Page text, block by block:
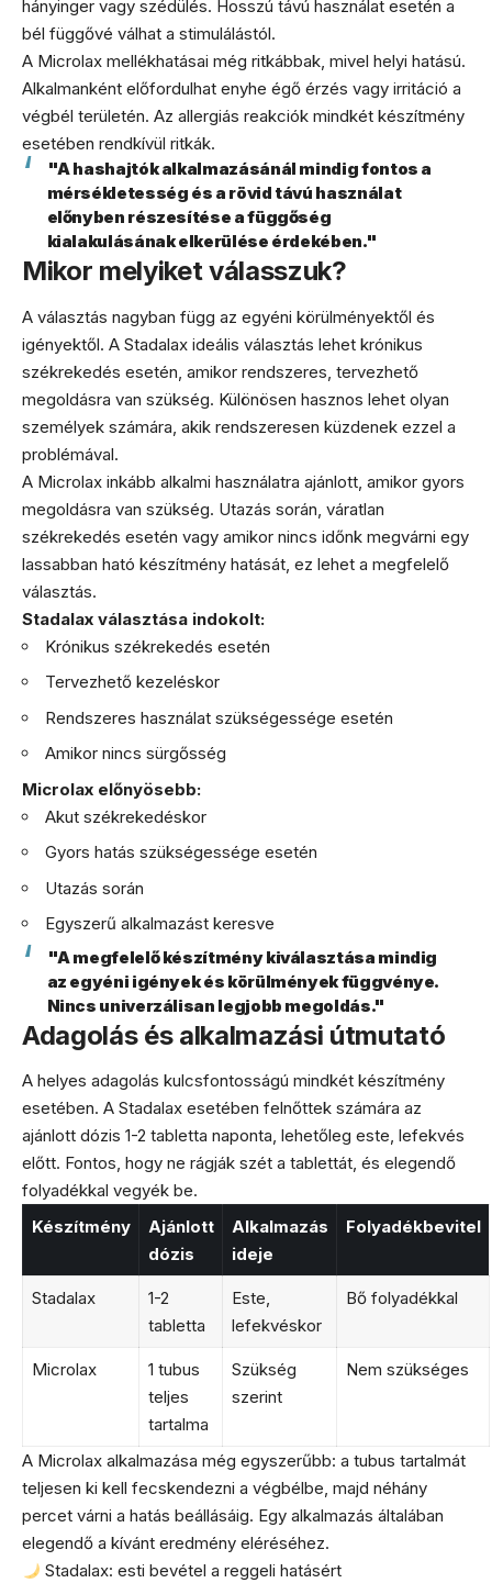
hányinger vagy szédülés. Hosszú távú használat esetén a
bél függővé válhat a stimulálástól.
A Microlax mellékhatásai még ritkábbak, mivel helyi hatású.
Alkalmanként előfordulhat enyhe égő érzés vagy irritáció a
végbél területén. Az allergiás reakciók mindkét készítmény
esetében rendkívül ritkák.
"A hashajtók alkalmazásánál mindig fontos a
mérsékletesség és a rövid távú használat
előnyben részesítése a függőség
kialakulásának elkerülése érdekében."
Mikor melyiket válasszuk?
A választás nagyban függ az egyéni körülményektől és
igényektől. A Stadalax ideális választás lehet krónikus
székrekedés esetén, amikor rendszeres, tervezhető
megoldásra van szükség. Különösen hasznos lehet olyan
személyek számára, akik rendszeresen küzdenek ezzel a
problémával.
A Microlax inkább alkalmi használatra ajánlott, amikor gyors
megoldásra van szükség. Utazás során, váratlan
székrekedés esetén vagy amikor nincs időnk megvárni egy
lassabban ható készítmény hatását, ez lehet a megfelelő
választás.
Stadalax választása indokolt:
Krónikus székrekedés esetén
Tervezhető kezeléskor
Rendszeres használat szükségessége esetén
Amikor nincs sürgősség
Microlax előnyösebb:
Akut székrekedéskor
Gyors hatás szükségessége esetén
Utazás során
Egyszerű alkalmazást keresve
"A megfelelő készítmény kiválasztása mindig
az egyéni igények és körülmények függvénye.
Nincs univerzálisan legjobb megoldás."
Adagolás és alkalmazási útmutató
A helyes adagolás kulcsfontosságú mindkét készítmény
esetében. A Stadalax esetében felnőttek számára az
ajánlott dózis 1-2 tabletta naponta, lehetőleg este, lefekvés
előtt. Fontos, hogy ne rágják szét a tablettát, és elegendő
folyadékkal vegyék be.
Készítmény
Ajánlott
dózis
Alkalmazás
ideje
Folyadékbevitel
Stadalax
1-2
tabletta
Este,
lefekvéskor
Bő folyadékkal
Microlax
1 tubus
teljes
tartalma
Szükség
szerint
Nem szükséges
A Microlax alkalmazása még egyszerűbb: a tubus tartalmát
teljesen ki kell fecskendezni a végbélbe, majd néhány
percet várni a hatás beállásáig. Egy alkalmazás általában
elegendő a kívánt eredmény eléréséhez.
Stadalax: esti bevétel a reggeli hatásért